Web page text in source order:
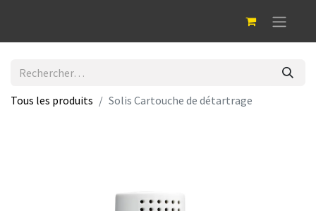
Tous les produits Solis Cartouche de détartrage